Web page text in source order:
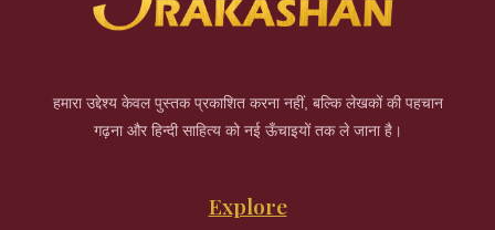
हमारा उद्देश्य केवल पुस्तक प्रकाशित करना नहीं, बल्कि लेखकों की पहचान
गढ़ना और हिन्दी साहित्य को नई ऊँचाइयों तक ले जाना है।
Explore